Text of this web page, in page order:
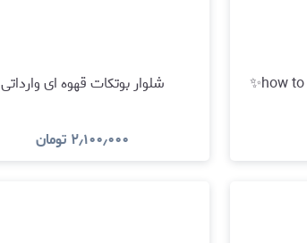
شلوار بوتکات قهوه ای وارداتی
۲٫۱۰۰٫۰۰۰ تومان